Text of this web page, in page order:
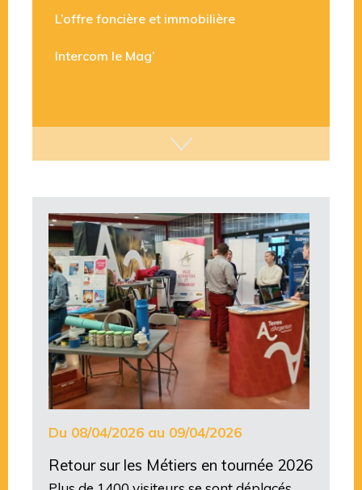
Les marchés publics
L’offre foncière et immobilière
Du 08/04/2026 au 09/04/2026
Retour sur les Métiers en tournée 2026